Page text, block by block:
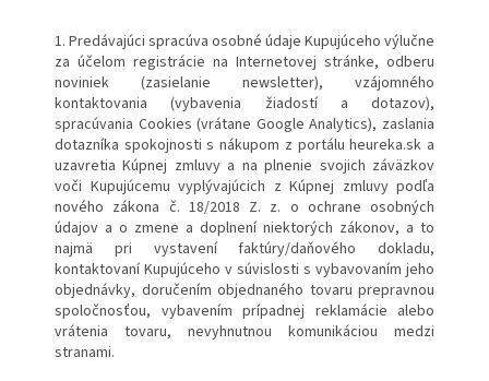
1. Predávajúci spracúva osobné údaje Kupujúceho výlučne
za účelom registrácie na Internetovej stránke, odberu
noviniek (zasielanie newsletter), vzájomného
kontaktovania (vybavenia žiadostí a dotazov),
spracúvania Cookies (vrátane Google Analytics), zaslania
dotazníka spokojnosti s nákupom z portálu heureka.sk a
uzavretia Kúpnej zmluvy a na plnenie svojich záväzkov
voči Kupujúcemu vyplývajúcich z Kúpnej zmluvy podľa
nového zákona č. 18/2018 Z. z. o ochrane osobných
údajov a o zmene a doplnení niektorých zákonov, a to
najmä pri vystavení faktúry/daňového dokladu,
kontaktovaní Kupujúceho v súvislosti s vybavovaním jeho
objednávky, doručením objednaného tovaru prepravnou
spoločnosťou, vybavením prípadnej reklamácie alebo
vrátenia tovaru, nevyhnutnou komunikáciou medzi
stranami.